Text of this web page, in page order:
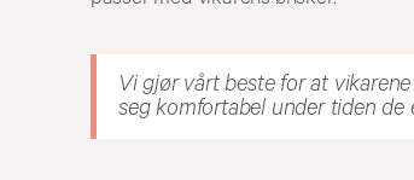
Vi gjør vårt beste for at
seg komfortabel under tiden de